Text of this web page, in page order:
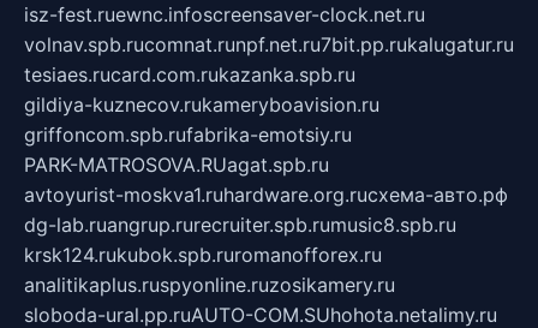
isz-fest.ruewnc.infoscreensaver-clock.net.ru
volnav.spb.rucomnat.runpf.net.ru7bit.pp.rukalugatur.ru
tesiaes.rucard.com.rukazanka.spb.ru
gildiya-kuznecov.rukameryboavision.ru
griffoncom.spb.rufabrika-emotsiy.ru
PARK-MATROSOVA.RUagat.spb.ru
avtoyurist-moskva1.ruhardware.org.ruсхема-авто.рф
dg-lab.ruangrup.rurecruiter.spb.rumusic8.spb.ru
krsk124.rukubok.spb.ruromanofforex.ru
analitikaplus.ruspyonline.ruzosikamery.ru
sloboda-ural.pp.ruAUTO-COM.SUhohota.netalimy.ru